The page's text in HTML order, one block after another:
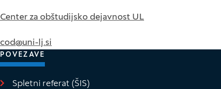
Center za obštudijsko dejavnost UL
cod@uni-lj.si
POVEZAVE
Spletni referat (ŠIS)